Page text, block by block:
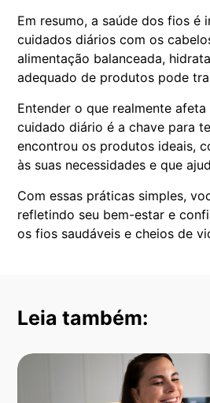
Em resumo, a saúde dos fios
cuidados diários com os
alimentação balanceada,
adequado de produtos pode
Entender o que realmente
cuidado diário é a chave para
encontrou os produtos ideais,
às suas necessidades e que
Com essas práticas simples,
refletindo seu bem-estar e
os fios saudáveis e cheios de
Leia também: